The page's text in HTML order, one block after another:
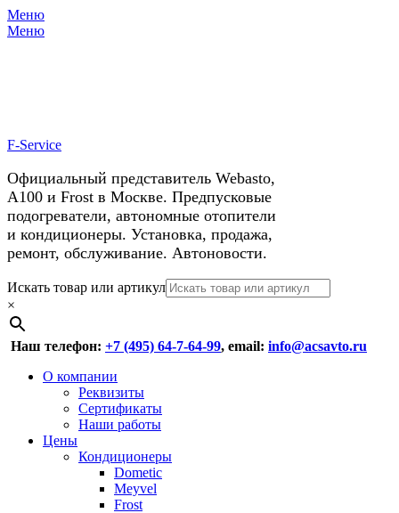
Меню
Меню
F-Service
Официальный представитель Webasto,
А100 и Frost в Москве. Предпусковые
подогреватели, автономные отопители
и кондиционеры. Установка, продажа,
ремонт, обслуживание. Автоновости.
Header
Right
Menu
Перейти
к
содержимому
Искать товар или артикул
×
Наш телефон: +7 (495) 64-7-64-99, email: info@acsavto.ru
Основное
Перейти
содержимому
О компании
Реквизиты
Сертификаты
Наши работы
Цены
Кондиционеры
Dometic
Meyvel
Frost
У нас космические скидки на